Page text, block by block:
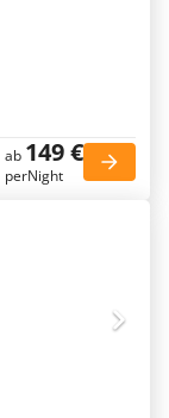
ab 149 €
perNight